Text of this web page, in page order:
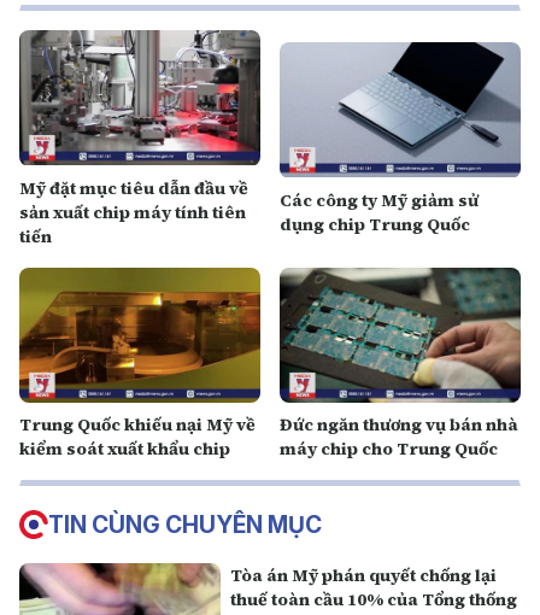
Mỹ đặt mục tiêu dẫn đầu về
sản xuất chip máy tính tiên
tiến
Các công ty Mỹ giảm sử
dụng chip Trung Quốc
Trung Quốc khiếu nại Mỹ về
kiểm soát xuất khẩu chip
Đức ngăn thương vụ bán nhà
máy chip cho Trung Quốc
TIN CÙNG CHUYÊN MỤC
Tòa án Mỹ phán quyết chống lại
thuế toàn cầu 10% của Tổng thống